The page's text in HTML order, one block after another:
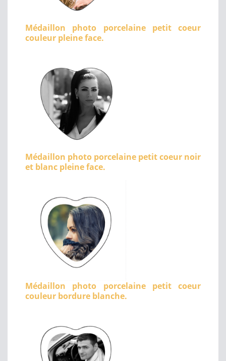
Médaillon photo porcelaine petit coeur
couleur pleine face.
Médaillon photo porcelaine petit coeur noir
et blanc pleine face.
Médaillon photo porcelaine petit coeur
couleur bordure blanche.